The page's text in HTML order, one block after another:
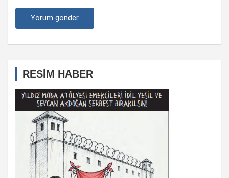
RESİM HABER